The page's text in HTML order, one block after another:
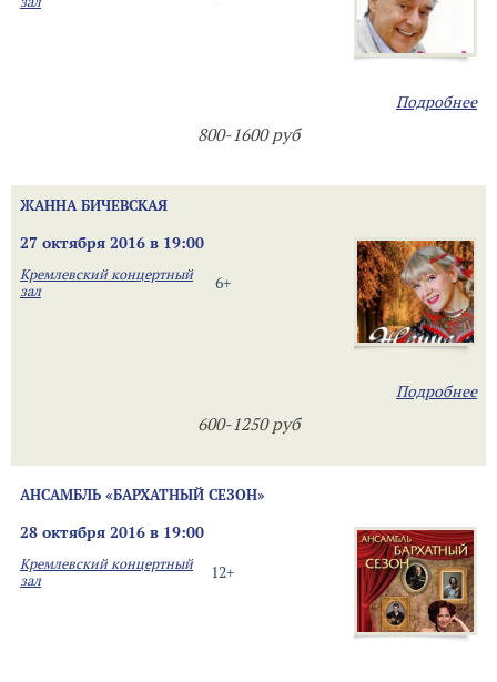
Подробнее
800-1600 руб
ЖАННА БИЧЕВСКАЯ
27 октября 2016 в 19:00
6+
Кремлевский концертный
зал
Подробнее
600-1250 руб
АНСАМБЛЬ «БАРХАТНЫЙ СЕЗОН»
28 октября 2016 в 19:00
12+
Кремлевский концертный
зал